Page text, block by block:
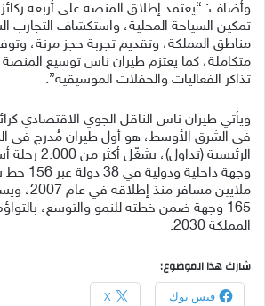
وأضاف: “يعتمد إطلاق المنصة على أربعة
تمكين السياحة المحلية، واستكشاف التجارب
مناطق المملكة، وتقديم تجربة حجز مرنة،
متكاملة، كما يعتزم طيران ناس توسيع
تذاكر الفعاليات والحفلات الموسيقية”.
ويأتي طيران ناس الناقل الجوي الاقتصادي
في الشرق الأوسط، هو أول طيران مُدرج في
ملايين
165 وجهة ضمن خطته للنمو والتوسع،
المملكة 2030.
شارك هذا الموضوع:
فيس بوك X